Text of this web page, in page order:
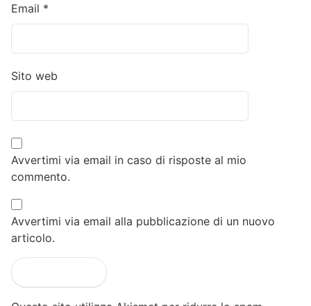
Email *
Sito web
Avvertimi via email in caso di risposte al mio
commento.
Avvertimi via email alla pubblicazione di un nuovo
articolo.